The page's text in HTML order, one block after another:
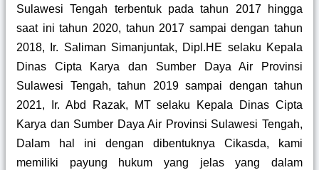
Sulawesi Tengah terbentuk pada tahun 2017 hingga
saat ini tahun 2020, tahun 2017 sampai dengan tahun
2018, Ir. Saliman Simanjuntak, Dipl.HE selaku Kepala
Dinas Cipta Karya dan Sumber Daya Air Provinsi
Sulawesi Tengah, tahun 2019 sampai dengan tahun
2021, Ir. Abd Razak, MT selaku Kepala Dinas Cipta
Karya dan Sumber Daya Air Provinsi Sulawesi Tengah,
Dalam hal ini dengan dibentuknya Cikasda, kami
memiliki payung hukum yang jelas yang dalam